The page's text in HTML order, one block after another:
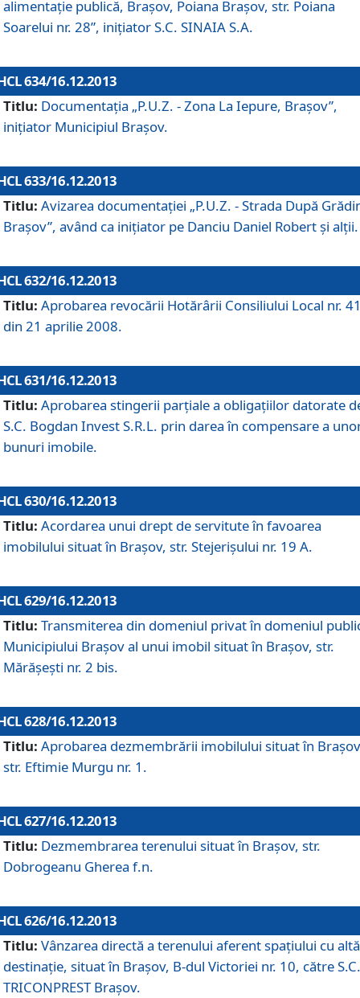
alimentaţie publică, Braşov, Poiana Braşov, str. Poiana
Soarelui nr. 28”, iniţiator S.C. SINAIA S.A.
634/16.12.2013
Titlu: Documentaţia „P.U.Z. - Zona La Iepure, Braşov”,
iniţiator Municipiul Braşov.
633/16.12.2013
Titlu: Avizarea documentaţiei „P.U.Z. - Strada După
Braşov”, având ca iniţiator pe Danciu Daniel Robert şi alţii.
632/16.12.2013
Titlu: Aprobarea revocării Hotărârii Consiliului Local nr.
din 21 aprilie 2008.
631/16.12.2013
Titlu: Aprobarea stingerii parţiale a obligaţiilor datorate
S.C. Bogdan Invest S.R.L. prin darea în compensare a
bunuri imobile.
630/16.12.2013
Titlu: Acordarea unui drept de servitute în favoarea
imobilului situat în Braşov, str. Stejerişului nr. 19 A.
629/16.12.2013
Titlu: Transmiterea din domeniul privat în domeniul
Municipiului Braşov al unui imobil situat în Braşov, str.
Mărăşeşti nr. 2 bis.
628/16.12.2013
Titlu: Aprobarea dezmembrării imobilului situat în
str. Eftimie Murgu nr. 1.
627/16.12.2013
Titlu: Dezmembrarea terenului situat în Braşov, str.
Dobrogeanu Gherea f.n.
626/16.12.2013
Titlu: Vânzarea directă a terenului aferent spaţiului cu altă
destinaţie, situat în Braşov, B-dul Victoriei nr. 10, către S.C.
TRICONPREST Braşov.